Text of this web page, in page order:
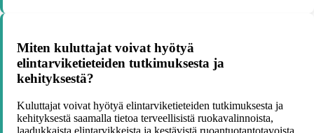
Miten kuluttajat voivat hyötyä
elintarviketieteiden tutkimuksesta ja
kehityksestä?
Kuluttajat voivat hyötyä elintarviketieteiden tutkimuksesta ja
kehityksestä saamalla tietoa terveellisistä ruokavalinnoista,
laadukkaista elintarvikkeista ja kestävistä ruoantuotantotavoista.